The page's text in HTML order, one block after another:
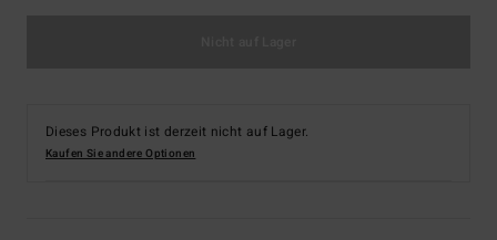
Dieses Produkt ist derzeit nicht auf Lager.
Kaufen Sie andere Optionen